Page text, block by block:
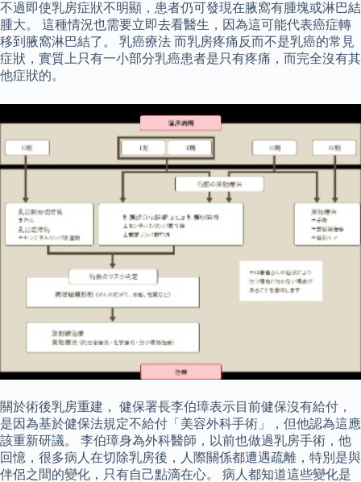
不過即使乳房症狀不明顯，患者仍可發現在腋窩有腫塊或淋巴結
腫大。 這種情況也需要立即去看醫生，因為這可能代表癌症轉
移到腋窩淋巴結了。 乳癌療法 而乳房疼痛反而不是乳癌的常見
症狀，實質上只有一小部分乳癌患者是只有疼痛，而完全沒有其
他症狀的。
關於術後乳房重建， 健保署長李伯璋表示目前健保沒有給付，
是因為基於健保法規定不給付「美容外科手術」，但他認為這應
該重新研議。 李伯璋身為外科醫師，以前也做過乳房手術，他
回憶，很多病人在切除乳房後，人際關係都遭遇疏離，特別是與
伴侶之間的變化，只有自己點滴在心。 病人都知道這些變化是